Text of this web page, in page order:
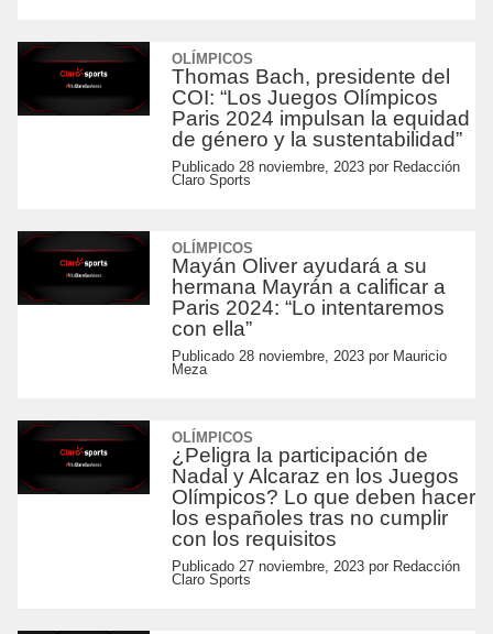
OLÍMPICOS
Thomas Bach, presidente del
COI: “Los Juegos Olímpicos
Paris 2024 impulsan la equidad
de género y la sustentabilidad”
Publicado 28 noviembre, 2023por Redacción
Claro Sports
OLÍMPICOS
Mayán Oliver ayudará a su
hermana Mayrán a calificar a
Paris 2024: “Lo intentaremos
con ella”
Publicado 28 noviembre, 2023por Mauricio
Meza
OLÍMPICOS
¿Peligra la participación de
Nadal y Alcaraz en los Juegos
Olímpicos? Lo que deben hacer
los españoles tras no cumplir
con los requisitos
Publicado 27 noviembre, 2023por Redacción
Claro Sports